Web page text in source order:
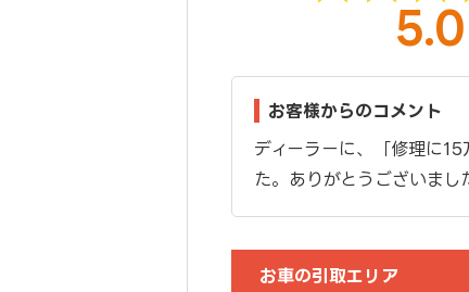
5.0
お客様からのコメント
ディーラーに、「修理に
た。ありがとうございまし
お車の引取エリア